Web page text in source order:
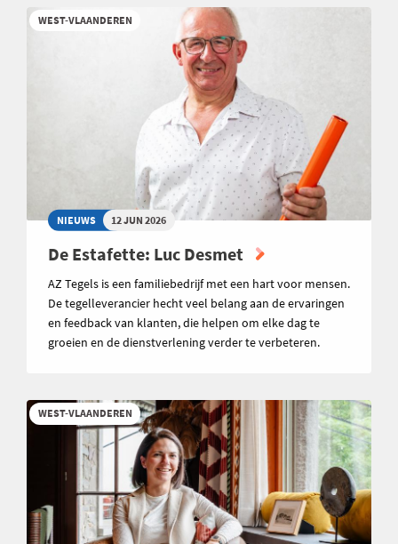
WEST-VLAANDEREN
NIEUWS 12 JUN 2026
De Estafette: Luc Desmet
AZ Tegels is een familiebedrijf met een hart voor mensen.
De tegelleverancier hecht veel belang aan de ervaringen
en feedback van klanten, die helpen om elke dag te
groeien en de dienstverlening verder te verbeteren.
WEST-VLAANDEREN